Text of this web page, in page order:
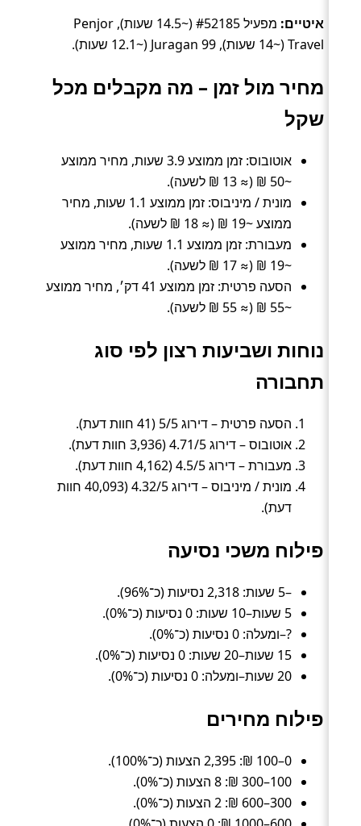
איטיים:
מפעיל #52185 (~14.5 שעות), Penjor
Travel (~14 שעות), Juragan 99 (~12.1 שעות).
מחיר מול זמן – מה מקבלים מכל
שקל
אוטובוס: זמן ממוצע 3.9 שעות, מחיר ממוצע
~50 ₪ (≈ 13 ₪ לשעה).
מונית / מיניבוס: זמן ממוצע 1.1 שעות, מחיר
ממוצע ~19 ₪ (≈ 18 ₪ לשעה).
מעבורת: זמן ממוצע 1.1 שעות, מחיר ממוצע
~19 ₪ (≈ 17 ₪ לשעה).
הסעה פרטית: זמן ממוצע 41 דק׳, מחיר ממוצע
~55 ₪ (≈ 55 ₪ לשעה).
נוחות ושביעות רצון לפי סוג
תחבורה
הסעה פרטית – דירוג 5/5 (41 חוות דעת).
אוטובוס – דירוג 4.71/5 (3,936 חוות דעת).
מעבורת – דירוג 4.5/5 (4,162 חוות דעת).
מונית / מיניבוס – דירוג 4.32/5 (40,093 חוות
דעת).
פילוח משכי נסיעה
–5 שעות: 2,318 נסיעות (כ־96%).
5 שעות–10 שעות: 0 נסיעות (כ־0%).
?–ומעלה: 0 נסיעות (כ־0%).
15 שעות–20 שעות: 0 נסיעות (כ־0%).
20 שעות–ומעלה: 0 נסיעות (כ־0%).
פילוח מחירים
0–100 ₪: 2,395 הצעות (כ־100%).
100–300 ₪: 8 הצעות (כ־0%).
300–600 ₪: 2 הצעות (כ־0%).